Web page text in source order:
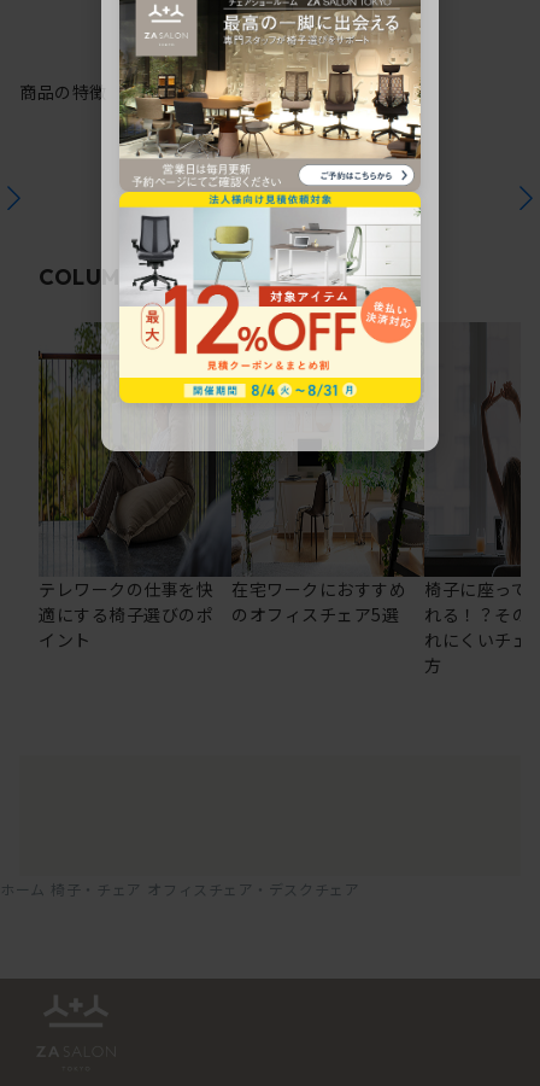
商品の特徴
COLUMN関連コラム
テレワークの仕事を快
適にする椅子選びのポ
イント
在宅ワークにおすすめ
のオフィスチェア5選
椅子に座って
れる！？その
れにくいチェ
方
ホーム 椅子・チェア オフィスチェア・デスクチェア